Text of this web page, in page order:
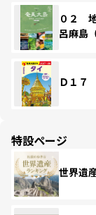
０２
呂麻島
Ｄ１７
特設ページ
世界遺